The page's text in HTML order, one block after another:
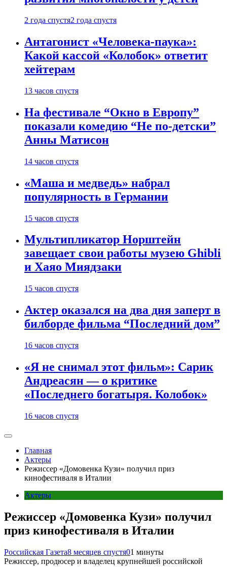
2 года спустя2 года спустя
Антагонист «Человека-паука»:
Какой кассой «Колобок» ответит
хейтерам
13 часов спустя
На фестивале “Окно в Европу”
показали комедию “Не по-детски”
Анны Матисон
14 часов спустя
«Маша и медведь» набрал
популярность в Германии
15 часов спустя
Мультипликатор Норштейн
завещает свои работы музею Ghibli
и Хаяо Миядзаки
15 часов спустя
Актер оказался на два дня заперт в
билборде фильма “Последний дом”
16 часов спустя
«Я не снимал этот фильм»: Сарик
Андреасян — о критике
«Последнего богатыря. Колобок»
16 часов спустя
Главная
Актеры
Режиссер «Домовенка Кузи» получил приз
кинофестиваля в Италии
Актеры
Режиссер «Домовенка Кузи» получил
приз кинофестиваля в Италии
Российская Газета8 месяцев спустя01 минуты
Режиссер, продюсер и владелец крупнейшей российской